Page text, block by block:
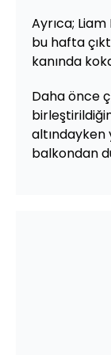
Ayrıca;
bu hafta
kanında
Daha önce
altındayken
balkondan